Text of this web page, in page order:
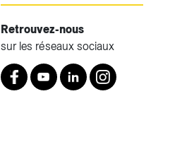
Retrouvez-nous
sur les réseaux sociaux
Retrouvez nous sur Facebook
YoutubeLinkedInInstagram